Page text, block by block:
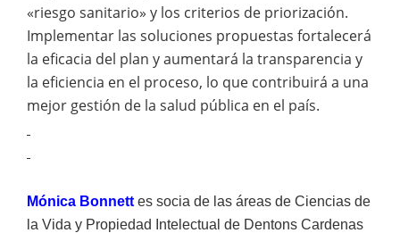
«riesgo sanitario» y los criterios de priorización.
Implementar las soluciones propuestas fortalecerá
la eficacia del plan y aumentará la transparencia y
la eficiencia en el proceso, lo que contribuirá a una
mejor gestión de la salud pública en el país.
Mónica Bonnett es socia de las áreas de Ciencias de
la Vida y Propiedad Intelectual de Dentons Cardenas